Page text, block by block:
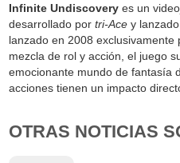
Infinite Undiscovery es un
desarrollado portri-Ace y
lanzado en 2008
mezcla de rol y acción, el juego
emocionante mundo de fantasía
acciones tienen un impacto
OTRAS NOTICIAS